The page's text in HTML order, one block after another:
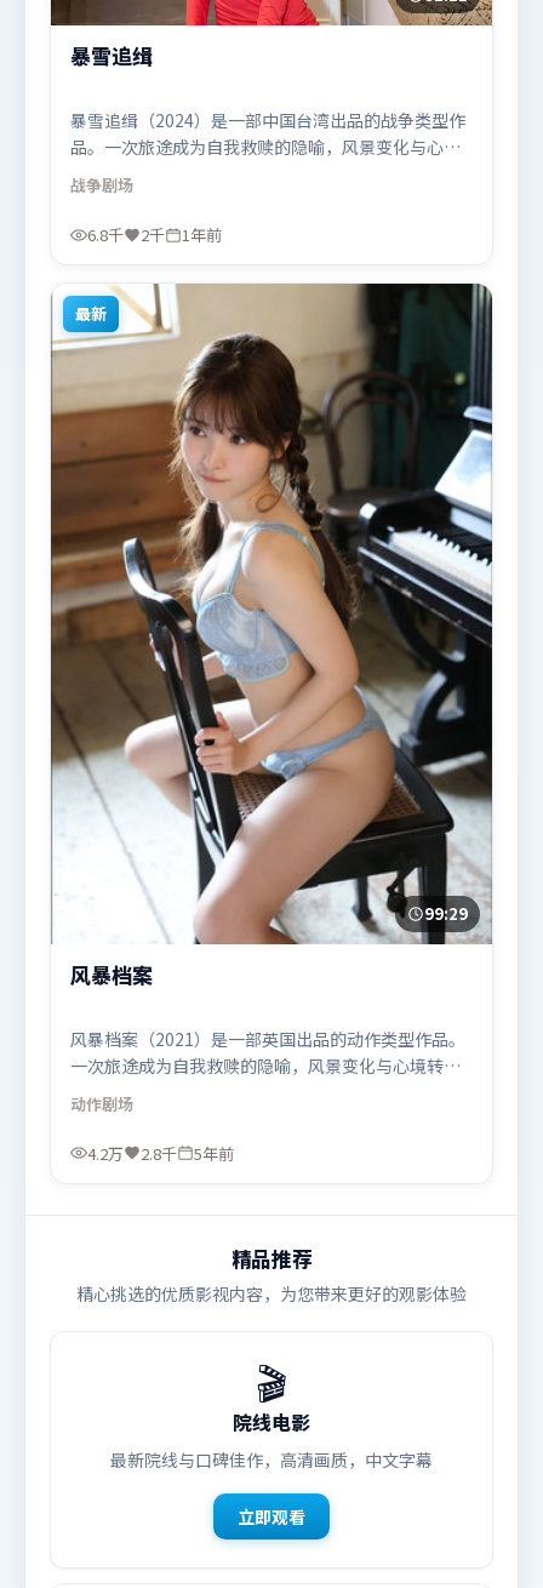
暴雪追缉
暴雪追缉（2024）是一部中国台湾出品的战争类型作
品。一次旅途成为自我救赎的隐喻，风景变化与心境
转折彼此呼应。高潮段落信息密度高，情绪释放与主
题回扣同时完成。由李安执导，谭卓、弗洛伦丝·皮
尤、迪皮卡·帕度柯妮，肖战、章子怡等联袂出演。
上线，适合喜欢战争题材的观众观看。
战争剧场
6.8千 2千 1年前
最新
99:29
风暴档案
风暴档案（2021）是一部英国出品的动作类型作品。
一次旅途成为自我救赎的隐喻，风景变化与心境转折
彼此呼应。人物关系网复杂却不凌乱，每场对手戏都
推动信息增量。由陈凯歌执导，章子怡、基里安·墨
菲、赵丽颖，廖凡、宋康昊等联袂出演。影片于2021
动作剧场
4.2万 2.8千 5年前
精品推荐
精心挑选的优质影视内容，为您带来更好的观影体验
🎬
院线电影
最新院线与口碑佳作，高清画质，中文字幕
立即观看